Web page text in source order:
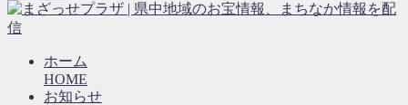
ホーム
HOME
お知らせ